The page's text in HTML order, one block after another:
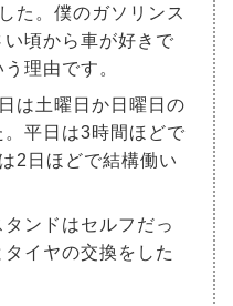
た。僕のガソリンス
頃から車が好きで
理由です。
は土曜日か日曜日の
平日は3時間ほどで
2日ほどで結構働い
ンドはセルフだっ
イヤの交換をした